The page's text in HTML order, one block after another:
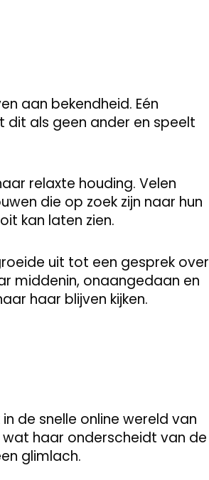
aan bekendheid. Eén
als geen ander en speelt
relaxte houding. Velen
die op zoek zijn naar hun
kan laten zien.
uit tot een gesprek over
middenin, onaangedaan en
haar blijven kijken.
de snelle online wereld van
haar onderscheidt van de
glimlach.